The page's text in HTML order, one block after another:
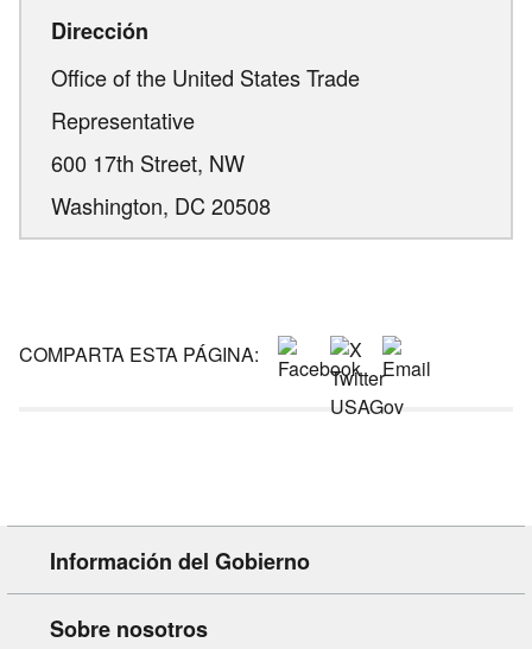
Dirección
Office of the United States Trade
Representative
600 17th Street, NW
Washington, DC 20508
COMPARTA ESTA PÁGINA:
Información del Gobierno
Sobre nosotros